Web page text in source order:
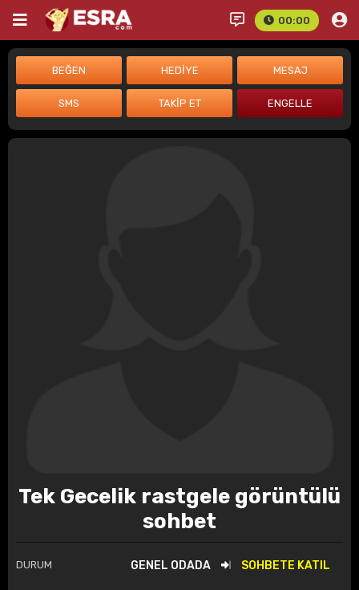
00:00
Tek Gecelik rastgele görüntülü
sohbet
DURUM GENEL ODADA SOHBETE KATIL